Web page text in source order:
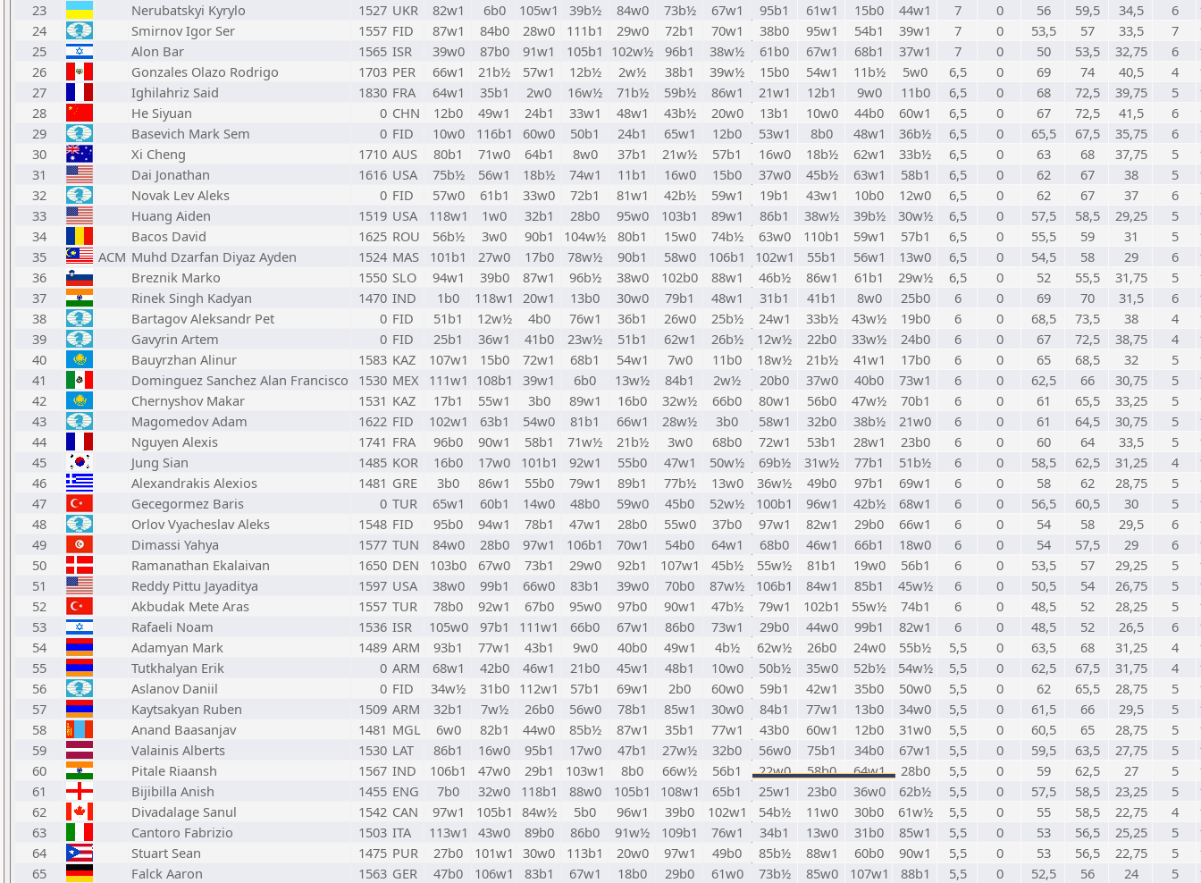
23
Nerubatskyi Kyrylo 1527 UKR 82w1 6b0 105w1 39b½ 84w0 73b½ 67w1 95b1 61w1 15b0 44w1 7 0 56 59,5 34,5 6
24
Smirnov Igor Ser 1557 FID 87w1 84b0 28w0 111b1 29w0 72b1 70w1 38b0 95w1 54b1 39w1 7 0 53,5 57 33,5 7
25
Alon Bar 1565 ISR 39w0 87b0 91w1 105b1 102w½ 96b1 38w½ 61b0 67w1 68b1 37w1 7 0 50 53,5 32,75 6
26
Gonzales Olazo Rodrigo 1703 PER 66w1 21b½ 57w1 12b½ 2w½ 38b1 39w½ 15b0 54w1 11b½ 5w0 6,5 0 69 74 40,5 4
27
Ighilahriz Said 1830 FRA 64w1 35b1 2w0 16w½ 71b½ 59b½ 86w1 21w1 12b1 9w0 11b0 6,5 0 68 72,5 39,75 5
28
He Siyuan 0 CHN 12b0 49w1 24b1 33w1 48w1 43b½ 20w0 13b1 10w0 44b0 60w1 6,5 0 67 72,5 41,5 6
29
Basevich Mark Sem 0 FID 10w0 116b1 60w0 50b1 24b1 65w1 12b0 53w1 8b0 48w1 36b½ 6,5 0 65,5 67,5 35,75 6
30
Xi Cheng 1710 AUS 80b1 71w0 64b1 8w0 37b1 21w½ 57b1 16w0 18b½ 62w1 33b½ 6,5 0 63 68 37,75 5
31
Dai Jonathan 1616 USA 75b½ 56w1 18b½ 74w1 11b1 16w0 15b0 37w0 45b½ 63w1 58b1 6,5 0 62 67 38 5
32
Novak Lev Aleks 0 FID 57w0 61b1 33w0 72b1 81w1 42b½ 59w1 19b1 43w1 10b0 12w0 6,5 0 62 67 37 6
33
Huang Aiden 1519 USA 118w1 1w0 32b1 28b0 95w0 103b1 89w1 86b1 38w½ 39b½ 30w½ 6,5 0 57,5 58,5 29,25 5
34
Bacos David 1625 ROU 56b½ 3w0 90b1 104w½ 80b1 15w0 74b½ 63w0 110b1 59w1 57b1 6,5 0 55,5 59 31 5
35
ACM Muhd Dzarfan Diyaz Ayden 1524 MAS 101b1 27w0 17b0 78w½ 90b1 58w0 106b1 102w1 55b1 56w1 13w0 6,5 0 54,5 58 29 6
36
Breznik Marko 1550 SLO 94w1 39b0 87w1 96b½ 38w0 102b0 88w1 46b½ 86w1 61b1 29w½ 6,5 0 52 55,5 31,75 5
37
Rinek Singh Kadyan 1470 IND 1b0 118w1 20w1 13b0 30w0 79b1 48w1 31b1 41b1 8w0 25b0 6 0 69 70 31,5 6
38
Bartagov Aleksandr Pet 0 FID 51b1 12w½ 4b0 76w1 36b1 26w0 25b½ 24w1 33b½ 43w½ 19b0 6 0 68,5 73,5 38 4
39
Gavyrin Artem 0 FID 25b1 36w1 41b0 23w½ 51b1 62w1 26b½ 12w½ 22b0 33w½ 24b0 6 0 67 72,5 38,75 4
40
Bauyrzhan Alinur 1583 KAZ 107w1 15b0 72w1 68b1 54w1 7w0 11b0 18w½ 21b½ 41w1 17b0 6 0 65 68,5 32 5
41
Dominguez Sanchez Alan Francisco 1530 MEX 111w1 108b1 39w1 6b0 13w½ 84b1 2w½ 20b0 37w0 40b0 73w1 6 0 62,5 66 30,75 5
42
Chernyshov Makar 1531 KAZ 17b1 55w1 3b0 89w1 16b0 32w½ 66b0 80w1 56b0 47w½ 70b1 6 0 61 65,5 33,25 5
43
Magomedov Adam 1622 FID 102w1 63b1 54w0 81b1 66w1 28w½ 3b0 58w1 32b0 38b½ 21w0 6 0 61 64,5 30,75 5
44
Nguyen Alexis 1741 FRA 96b0 90w1 58b1 71w½ 21b½ 3w0 68b0 72w1 53b1 28w1 23b0 6 0 60 64 33,5 5
45
Jung Sian 1485 KOR 16b0 17w0 101b1 92w1 55b0 47w1 50w½ 69b½ 31w½ 77b1 51b½ 6 0 58,5 62,5 31,25 4
46
Alexandrakis Alexios 1481 GRE 3b0 86w1 55b0 79w1 89b1 77b½ 13w0 36w½ 49b0 97b1 69w1 6 0 58 62 28,75 5
47
Gecegormez Baris 0 TUR 65w1 60b1 14w0 48b0 59w0 45b0 52w½ 100b1 96w1 42b½ 68w1 6 0 56,5 60,5 30 5
48
Orlov Vyacheslav Aleks 1548 FID 95b0 94w1 78b1 47w1 28b0 55w0 37b0 97w1 82w1 29b0 66w1 6 0 54 58 29,5 6
49
Dimassi Yahya 1577 TUN 84w0 28b0 97w1 106b1 70w1 54b0 64w1 68b0 46w1 66b1 18w0 6 0 54 57,5 29 6
50
Ramanathan Ekalaivan 1650 DEN 103b0 67w0 73b1 29w0 92b1 107w1 45b½ 55w½ 81b1 19w0 56b1 6 0 53,5 57 29,25 5
51
Reddy Pittu Jayaditya 1597 USA 38w0 99b1 66w0 83b1 39w0 70b0 87w½ 106b1 84w1 85b1 45w½ 6 0 50,5 54 26,75 5
52
Akbudak Mete Aras 1557 TUR 78b0 92w1 67b0 95w0 97b0 90w1 47b½ 79w1 102b1 55w½ 74b1 6 0 48,5 52 28,25 5
53
Rafaeli Noam 1536 ISR 105w0 97b1 111w1 66b0 67w1 86b0 73w1 29b0 44w0 99b1 82w1 6 0 48,5 52 26,5 6
54
Adamyan Mark 1489 ARM 93b1 77w1 43b1 9w0 40b0 49w1 4b½ 62w½ 26b0 24w0 55b½ 5,5 0 63,5 68 31,25 4
55
Tutkhalyan Erik 0 ARM 68w1 42b0 46w1 21b0 45w1 48b1 10w0 50b½ 35w0 52b½ 54w½ 5,5 0 62,5 67,5 31,75 4
56
Aslanov Daniil 0 FID 34w½ 31b0 112w1 57b1 69w1 2b0 60w0 59b1 42w1 35b0 50w0 5,5 0 62 65,5 28,75 5
57
Kaytsakyan Ruben 1509 ARM 32b1 7w½ 26b0 56w0 78b1 85w1 30w0 84b1 77w1 13b0 34w0 5,5 0 61,5 66 29,5 5
58
Anand Baasanjav 1481 MGL 6w0 82b1 44w0 85b½ 87w1 35b1 77w1 43b0 60w1 12b0 31w0 5,5 0 60,5 65 28,75 5
59
Valainis Alberts 1530 LAT 86b1 16w0 95b1 17w0 47b1 27w½ 32b0 56w0 75b1 34b0 67w1 5,5 0 59,5 63,5 27,75 5
60
Pitale Riaansh 1567 IND 106b1 47w0 29b1 103w1 8b0 66w½ 56b1 22w0 58b0 64w1 28b0 5,5 0 59 62,5 27 5
61
Bijibilla Anish 1455 ENG 7b0 32w0 118b1 88w0 105b1 108w1 65b1 25w1 23b0 36w0 62b½ 5,5 0 57,5 58,5 23,25 5
62
Divadalage Sanul 1542 CAN 97w1 105b1 84w½ 5b0 96w1 39b0 102w1 54b½ 11w0 30b0 61w½ 5,5 0 55 58,5 22,75 4
63
Cantoro Fabrizio 1503 ITA 113w1 43w0 89b0 86b0 91w½ 109b1 76w1 34b1 13w0 31b0 85w1 5,5 0 53 56,5 25,25 5
64
Stuart Sean 1475 PUR 27b0 101w1 30w0 113b1 20w0 97w1 49b0 85b½ 88w1 60b0 90w1 5,5 0 53 56,5 22,75 5
65
Falck Aaron 1563 GER 47b0 106w1 83b1 67w1 18b0 29b0 61w0 73b½ 85w0 107w1 88b1 5,5 0 52,5 56 24 5